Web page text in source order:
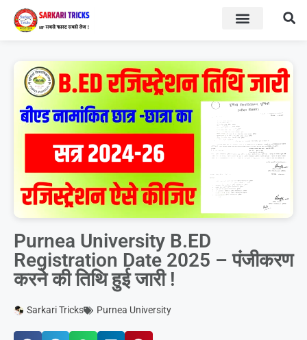
Purnea University B.ED
Registration Date 2025 – पंजीकरण
करने की तिथि हुई जारी !
Sarkari Tricks Purnea University